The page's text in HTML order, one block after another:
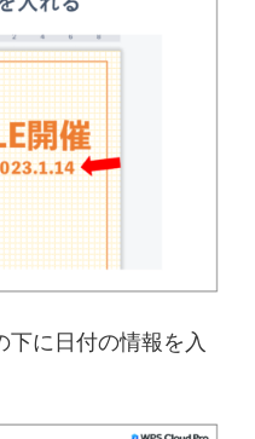
に日付の情報を入